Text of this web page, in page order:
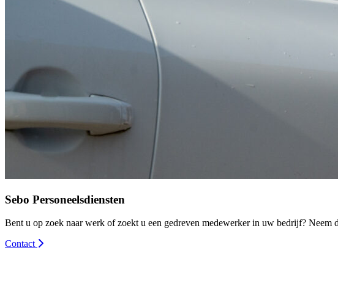
Sebo Personeelsdiensten
Bent u op zoek naar werk of zoekt u een gedreven medewerker in uw bedrijf? Neem
Contact